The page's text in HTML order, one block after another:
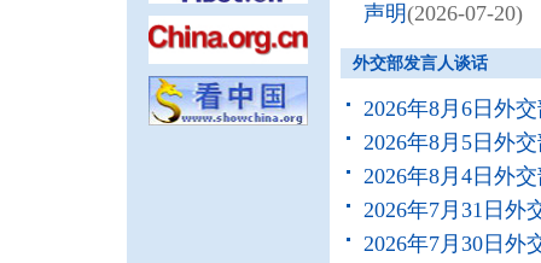
声明(2026-07-20)
外交部发言人谈话
2026年8月6日外
2026年8月5日外
2026年8月4日外
2026年7月31日外
2026年7月30日外